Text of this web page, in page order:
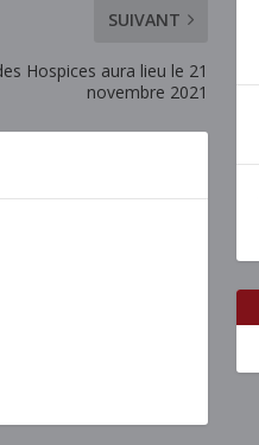
SUIVANT
Hospices aura lieu le 21
novembre 2021